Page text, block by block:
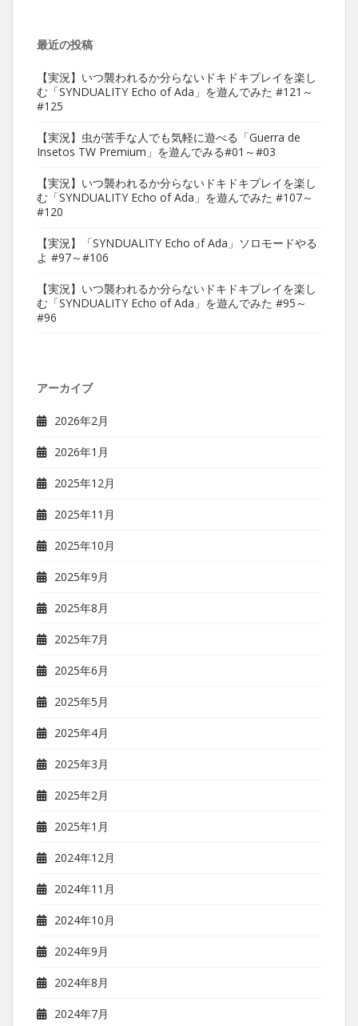
最近の投稿
【実況】いつ襲われるか分らないドキドキプレイを楽し
む「SYNDUALITY Echo of Ada」を遊んでみた #121～
#125
【実況】虫が苦手な人でも気軽に遊べる「Guerra de
Insetos TW Premium」を遊んでみる#01～#03
【実況】いつ襲われるか分らないドキドキプレイを楽し
む「SYNDUALITY Echo of Ada」を遊んでみた #107～
#120
【実況】「SYNDUALITY Echo of Ada」ソロモードやる
よ #97～#106
【実況】いつ襲われるか分らないドキドキプレイを楽し
む「SYNDUALITY Echo of Ada」を遊んでみた #95～
#96
アーカイブ
2026年2月
2026年1月
2025年12月
2025年11月
2025年10月
2025年9月
2025年8月
2025年7月
2025年6月
2025年5月
2025年4月
2025年3月
2025年2月
2025年1月
2024年12月
2024年11月
2024年10月
2024年9月
2024年8月
2024年7月